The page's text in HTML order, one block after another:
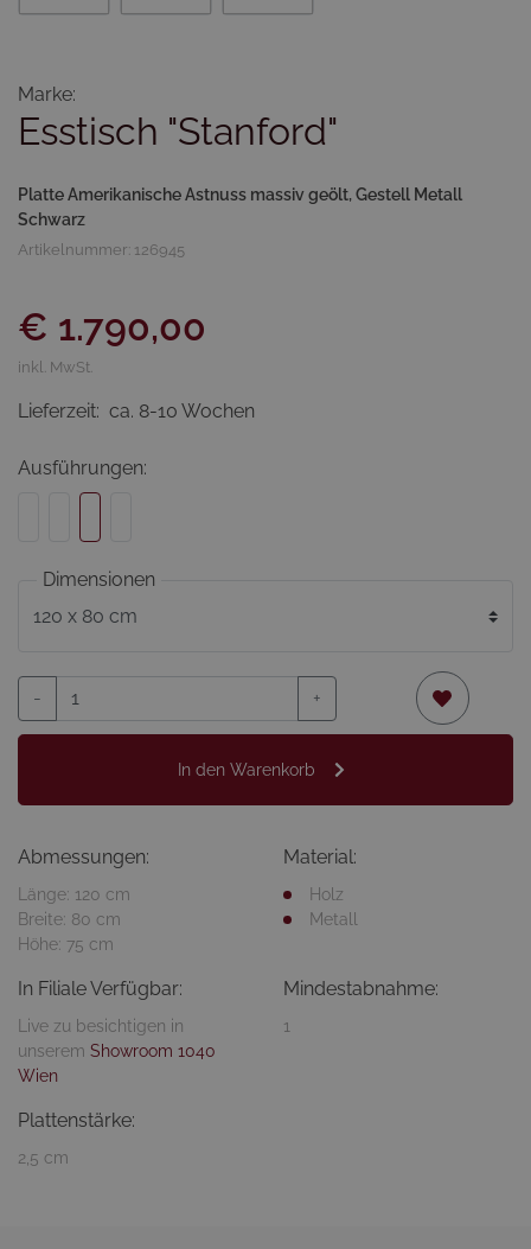
Marke:
Esstisch "Stanford"
Platte Amerikanische Astnuss massiv geölt, Gestell Metall
Schwarz
Artikelnummer: 126945
€ 1.790,00
inkl. MwSt.
Lieferzeit: ca. 8-10 Wochen
Ausführungen:
Dimensionen
- +
In den Warenkorb
Abmessungen:
Länge: 120 cm
Breite: 80 cm
Höhe: 75 cm
Material:
Holz
Metall
In Filiale Verfügbar:
Live zu besichtigen in
unserem Showroom 1040
Wien
Mindestabnahme:
1
Plattenstärke:
2,5 cm